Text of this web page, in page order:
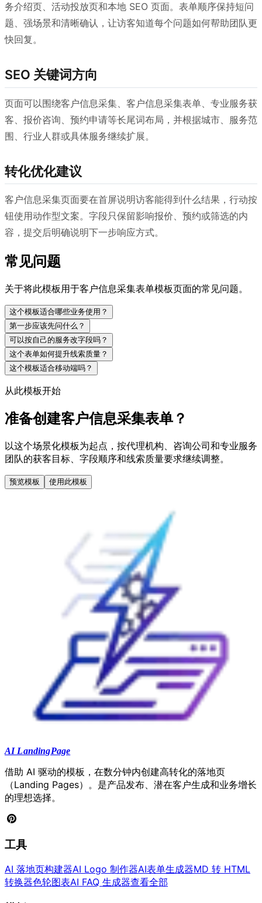
务介绍页、活动投放页和本地 SEO 页面。表单顺序保持短问
题、强场景和清晰确认，让访客知道每个问题如何帮助团队更
快回复。
SEO 关键词方向
页面可以围绕客户信息采集、客户信息采集表单、专业服务获
客、报价咨询、预约申请等长尾词布局，并根据城市、服务范
围、行业人群或具体服务继续扩展。
转化优化建议
客户信息采集页面要在首屏说明访客能得到什么结果，行动按
钮使用动作型文案。字段只保留影响报价、预约或筛选的内
容，提交后明确说明下一步响应方式。
常见问题
关于将此模板用于客户信息采集表单模板页面的常见问题。
这个模板适合哪些业务使用？
第一步应该先问什么？
可以按自己的服务改字段吗？
这个表单如何提升线索质量？
这个模板适合移动端吗？
从此模板开始
准备创建客户信息采集表单？
以这个场景化模板为起点，按代理机构、咨询公司和专业服务
团队的获客目标、字段顺序和线索质量要求继续调整。
预览模板 使用此模板
AI LandingPage
借助 AI 驱动的模板，在数分钟内创建高转化的落地页
（Landing Pages）。是产品发布、潜在客户生成和业务增长
的理想选择。
工具
AI 落地页构建器AI Logo 制作器AI表单生成器MD 转 HTML
转换器色轮图表AI FAQ 生成器查看全部